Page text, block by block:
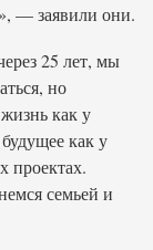
— заявили они.
25 лет, мы
но
как у
как у
проектах.
семьей и